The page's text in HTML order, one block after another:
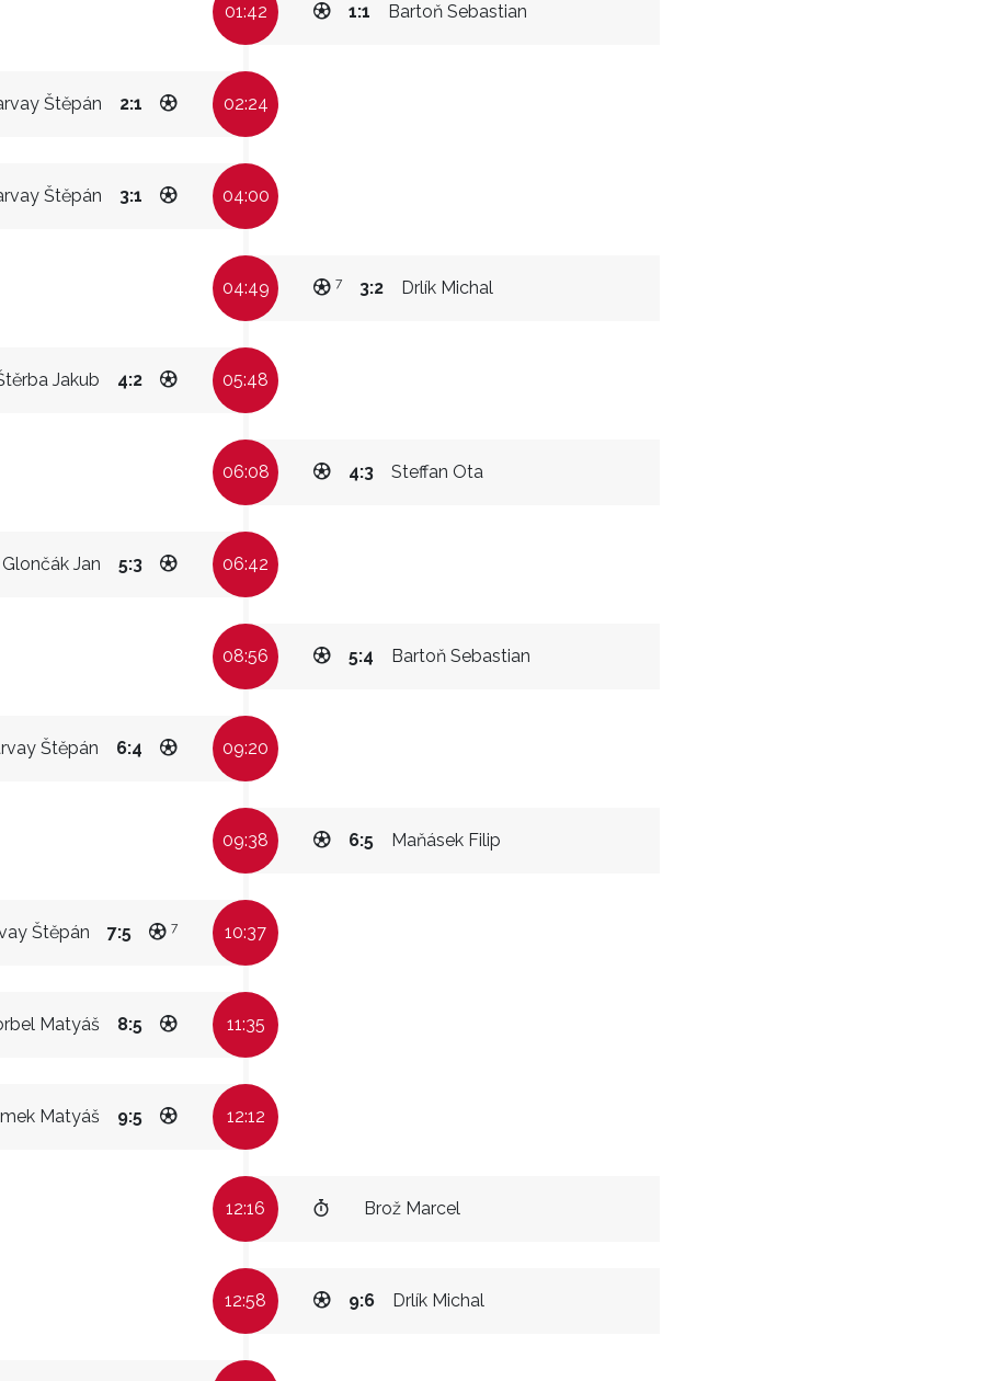
01:42 Bartoň Sebastian
1:1
Štěpán 2:1 02:24
Štěpán 3:1 04:00
04:49 Drlík Michal
3:2
7
Jakub 4:2 05:48
06:08 Steffan Ota
4:3
Glončák Jan 5:3 06:42
08:56 Bartoň Sebastian
5:4
Štěpán 6:4 09:20
09:38 Maňásek Filip
6:5
Štěpán 7:5 7 10:37
Matyáš 8:5 11:35
Matyáš 9:5 12:12
12:16 Brož Marcel
12:58 Drlík Michal
9:6